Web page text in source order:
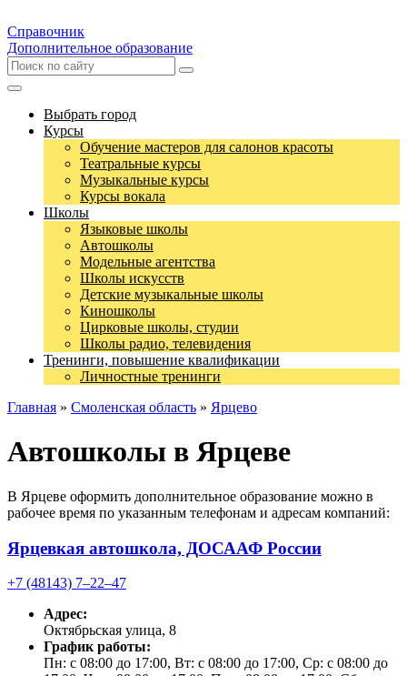
Справочник
Дополнительное образование
Выбрать город
Курсы
Обучение мастеров для салонов красоты
Театральные курсы
Музыкальные курсы
Курсы вокала
Школы
Языковые школы
Автошколы
Модельные агентства
Школы искусств
Детские музыкальные школы
Киношколы
Цирковые школы, студии
Школы радио, телевидения
Тренинги, повышение квалификации
Личностные тренинги
Главная » Смоленская область » Ярцево
Автошколы в Ярцеве
В Ярцеве оформить дополнительное образование можно в
рабочее время по указанным телефонам и адресам компаний:
Ярцевкая автошкола, ДОСААФ России
+7 (48143) 7‒22‒47
Адрес:
Октябрьская улица, 8
График работы:
Пн: с 08:00 до 17:00, Вт: с 08:00 до 17:00, Ср: с 08:00 до